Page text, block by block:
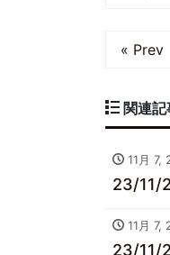
« Prev
関連記
11月 7,
23/11/
11月 7,
23/11/